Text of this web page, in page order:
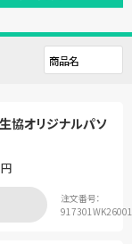
協オリジナルパソ
円
注文番号：
917301WK26001